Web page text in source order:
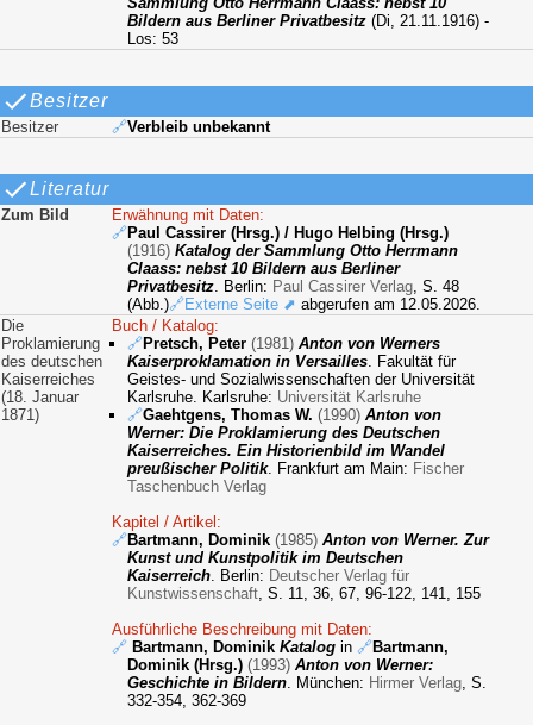
Bildern aus Berliner Privatbesitz (Di, 21.11.1916) -
Los: 53
Besitzer
Besitzer 🔗Verbleib unbekannt
Literatur
Zum Bild
Erwähnung mit Daten:
🔗Paul Cassirer (Hrsg.) / Hugo Helbing (Hrsg.)
(1916) Katalog der Sammlung Otto Herrmann
Claass: nebst 10 Bildern aus Berliner
Privatbesitz . Berlin: Paul Cassirer Verlag , S. 48
(Abb.)🔗Externe Seite ⬈ abgerufen am 12.05.2026.
Die
Proklamierung
des deutschen
Kaiserreiches
(18. Januar
1871)
Buch / Katalog:
🔗Pretsch, Peter (1981) Anton von Werners
Kaiserproklamation in Versailles . Fakultät für
Geistes- und Sozialwissenschaften der Universität
Karlsruhe. Karlsruhe: Universität Karlsruhe
🔗Gaehtgens, Thomas W. (1990) Anton von
Werner: Die Proklamierung des Deutschen
Kaiserreiches. Ein Historienbild im Wandel
preußischer Politik. Frankfurt am Main: Fischer
Taschenbuch Verlag
Kapitel / Artikel:
🔗Bartmann, Dominik (1985) Anton von Werner. Zur
Kunst und Kunstpolitik im Deutschen
Kaiserreich . Berlin: Deutscher Verlag für
Kunstwissenschaft , S. 11, 36, 67, 96-122, 141, 155
Ausführliche Beschreibung mit Daten:
🔗 Bartmann, DominikKatalogin 🔗Bartmann,
Dominik (Hrsg.) (1993) Anton von Werner:
Geschichte in Bildern . München: Hirmer Verlag , S.
332-354, 362-369